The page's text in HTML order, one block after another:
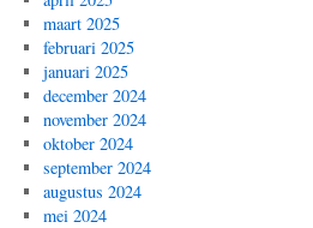
maart 2025
februari 2025
januari 2025
december 2024
november 2024
oktober 2024
september 2024
augustus 2024
mei 2024